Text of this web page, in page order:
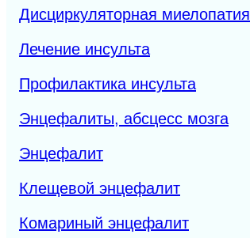
Дисциркуляторная миелопатия
Лечение инсульта
Профилактика инсульта
Энцефалиты, абсцесс мозга
Энцефалит
Клещевой энцефалит
Комариный энцефалит